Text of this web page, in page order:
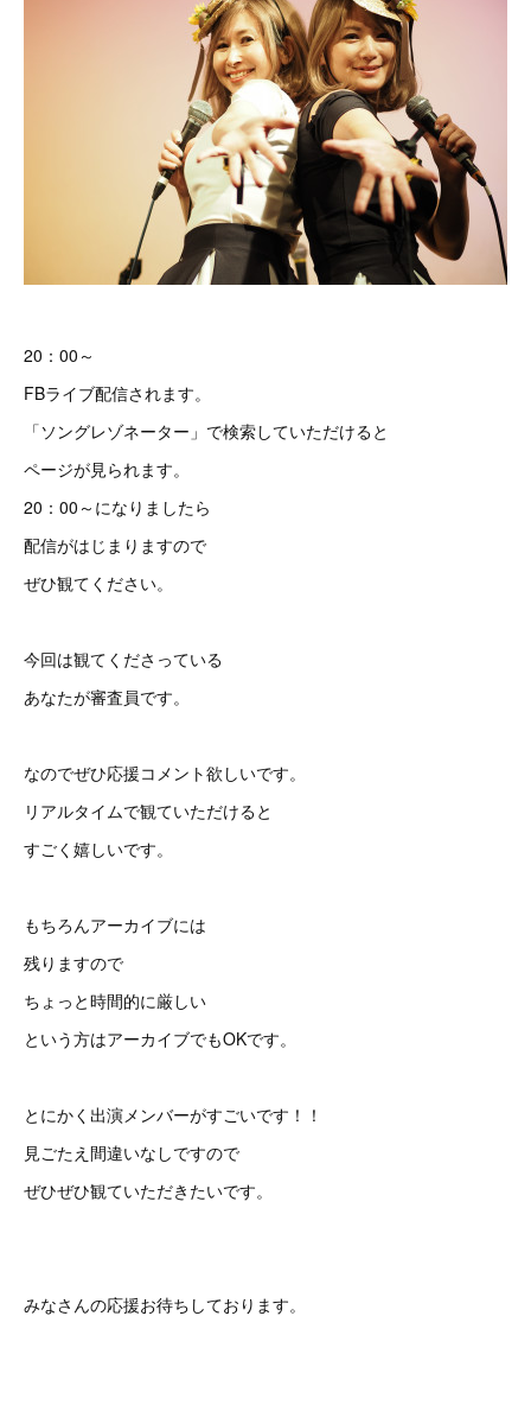
20：00～
FBライブ配信されます。
「ソングレゾネーター」で検索していただけると
ページが見られます。
20：00～になりましたら
配信がはじまりますので
ぜひ観てください。
今回は観てくださっている
あなたが審査員です。
なのでぜひ応援コメント欲しいです。
リアルタイムで観ていただけると
すごく嬉しいです。
もちろんアーカイブには
残りますので
ちょっと時間的に厳しい
という方はアーカイブでもOKです。
とにかく出演メンバーがすごいです！！
見ごたえ間違いなしですので
ぜひぜひ観ていただきたいです。
みなさんの応援お待ちしております。